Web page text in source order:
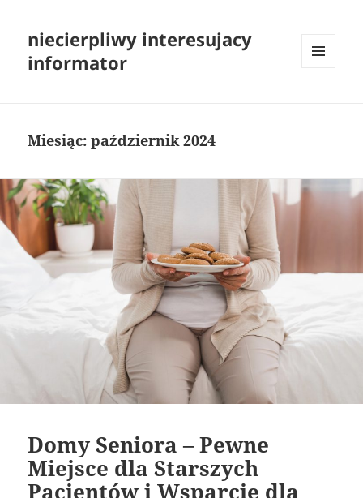
niecierpliwy interesujacy
informator
Miesiąc:październik 2024
Domy Seniora – Pewne
Miejsce dla Starszych
Pacjentów i Wsparcie dla